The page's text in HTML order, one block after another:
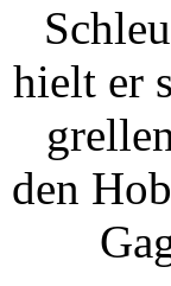
hielt er
den